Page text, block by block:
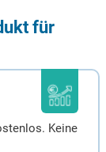
für
Keine